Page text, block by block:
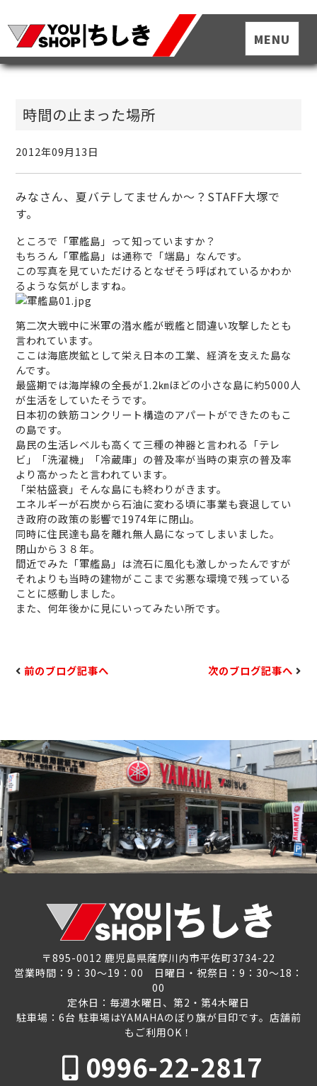
時間の止まった場所
2012年09月13日
みなさん、夏バテしてませんか〜？STAFF大塚で
す。
ところで「軍艦島」って知っていますか？
もちろん「軍艦島」は通称で「端島」なんです。
この写真を見ていただけるとなぜそう呼ばれているかわか
るような気がしますね。
第二次大戦中に米軍の潜水艦が戦艦と間違い攻撃したとも
言われています。
ここは海底炭鉱として栄え日本の工業、経済を支えた島な
んです。
最盛期では海岸線の全長が1.2㎞ほどの小さな島に約5000人
が生活をしていたそうです。
日本初の鉄筋コンクリート構造のアパートができたのもこ
の島です。
島民の生活レベルも高くて三種の神器と言われる「テレ
ビ」「洗濯機」「冷蔵庫」の普及率が当時の東京の普及率
より高かったと言われています。
「栄枯盛衰」そんな島にも終わりがきます。
エネルギーが石炭から石油に変わる頃に事業も衰退してい
き政府の政策の影響で1974年に閉山。
同時に住民達も島を離れ無人島になってしまいました。
閉山から３８年。
間近でみた「軍艦島」は流石に風化も激しかったんですが
それよりも当時の建物がここまで劣悪な環境で残っている
ことに感動しました。
また、何年後かに見にいってみたい所です。
前のブログ記事へ 次のブログ記事へ
〒895-0012 鹿児島県薩摩川内市平佐町3734-22
営業時間：9：30～19：00 日曜日・祝祭日：9：30～18：
00
定休日：毎週水曜日、第2・第4木曜日
駐車場：6台 駐車場はYAMAHAのぼり旗が目印です。店舗前
もご利用OK！
0996-22-2817